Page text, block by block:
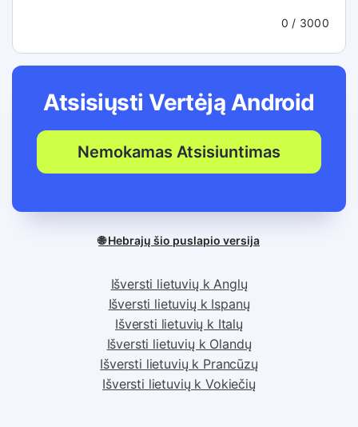
0 / 3000
Atsisiųsti Vertėją Android
Nemokamas Atsisiuntimas
🌐 Hebrajų šio puslapio versija
Išversti lietuvių k Anglų
Išversti lietuvių k Ispanų
Išversti lietuvių k Italų
Išversti lietuvių k Olandų